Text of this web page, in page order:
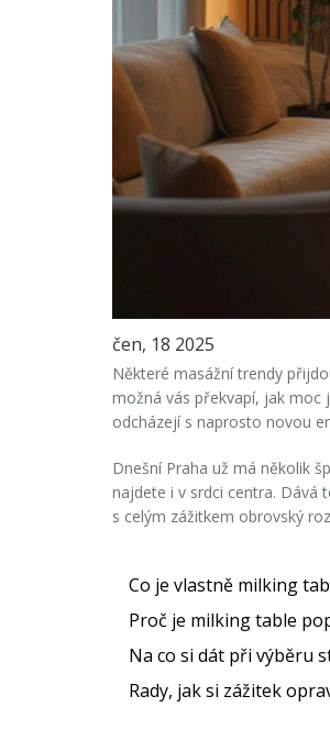
čen, 18 2025
Některé masážní trendy
možná vás překvapí, jak moc
odcházejí s naprosto novou
Dnešní Praha už má několik
najdete i v srdci centra. Dává
s celým zážitkem obrovský
Co je vlastně milking
Proč je milking table
Na co si dát při výběru
Rady, jak si zážitek